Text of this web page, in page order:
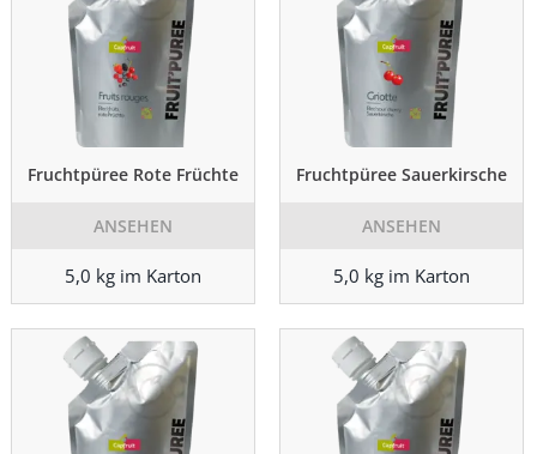
Fruchtpüree Rote Früchte
ANSEHEN
5,0 kg im Karton
Fruchtpüree Sauerkirsche
ANSEHEN
5,0 kg im Karton